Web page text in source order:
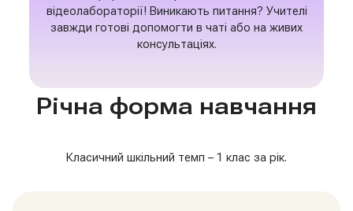
відеолабораторії! Виникають питання? Учителі
завжди готові допомогти в чаті або на живих
консультаціях.
Річна форма навчання
Класичний шкільний темп – 1 клас за рік.